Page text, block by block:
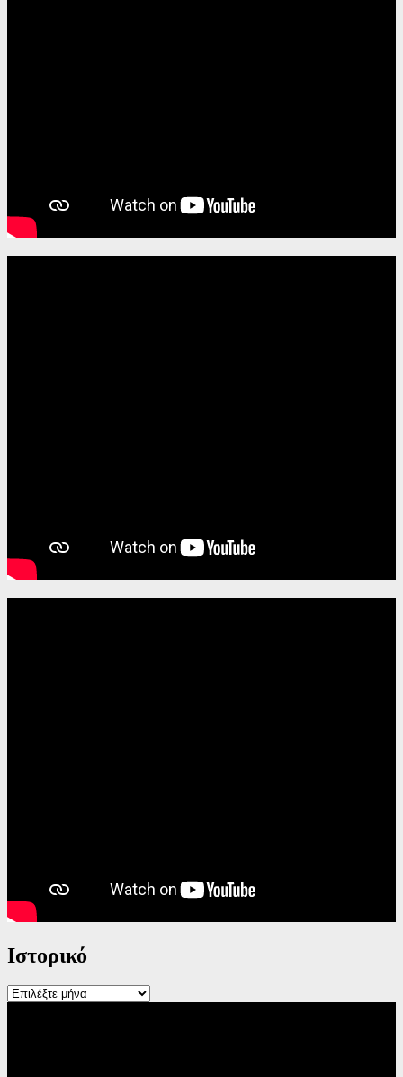
Ιστορικό
Ιστορικό